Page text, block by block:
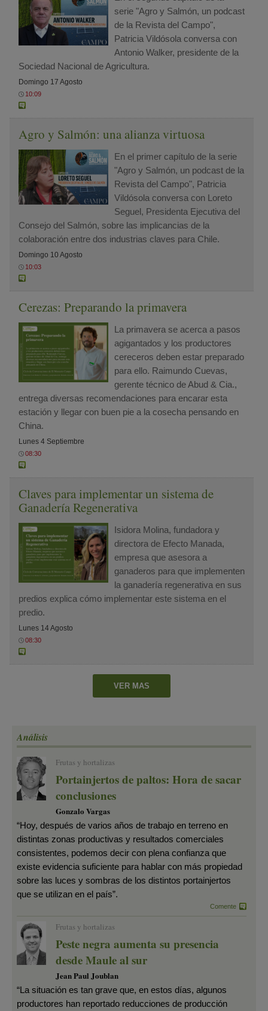
serie "Agro y Salmón, un podcast
de la Revista del Campo",
Patricia Vildósola conversa con
Antonio Walker, presidente de la
Sociedad Nacional de Agricultura.
Domingo 17 Agosto
10:09
Agro y Salmón: una alianza virtuosa
En el primer capítulo de la serie
"Agro y Salmón, un podcast de la
Revista del Campo", Patricia
Vildósola conversa con Loreto
Seguel, Presidenta Ejecutiva del
Consejo del Salmón, sobre las implicancias de la
colaboración entre dos industrias claves para Chile.
Domingo 10 Agosto
10:03
Cerezas: Preparando la primavera
La primavera se acerca a pasos
agigantados y los productores
cereceros deben estar preparado
para ello. Raimundo Cuevas,
gerente técnico de Abud & Cia.,
entrega diversas recomendaciones para encarar esta
estación y llegar con buen pie a la cosecha pensando en
China.
Lunes 4 Septiembre
08:30
Claves para implementar un sistema de
Ganadería Regenerativa
Isidora Molina, fundadora y
directora de Efecto Manada,
empresa que asesora a
ganaderos para que implementen
la ganadería regenerativa en sus
predios explica cómo implementar este sistema en el
predio.
Lunes 14 Agosto
08:30
VER MAS
Análisis
Frutas y hortalizas
Portainjertos de paltos: Hora de sacar
conclusiones
Gonzalo Vargas
“Hoy, después de varios años de trabajo en terreno en
distintas zonas productivas y resultados comerciales
consistentes, podemos decir con plena confianza que
existe evidencia suficiente para hablar con más propiedad
sobre las luces y sombras de los distintos portainjertos
que se utilizan en el país”.
Comente
Frutas y hortalizas
Peste negra aumenta su presencia
desde Maule al sur
Jean Paul Joublan
“La situación es tan grave que, en estos días, algunos
productores han reportado reducciones de producción